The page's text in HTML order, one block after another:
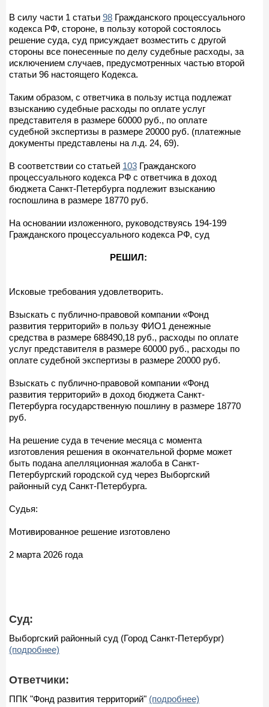
В силу части 1 статьи 98 Гражданского процессуального
кодекса РФ, стороне, в пользу которой состоялось
решение суда, суд присуждает возместить с другой
стороны все понесенные по делу судебные расходы, за
исключением случаев, предусмотренных частью второй
статьи 96 настоящего Кодекса.
Таким образом, с ответчика в пользу истца подлежат
взысканию судебные расходы по оплате услуг
представителя в размере 60000 руб., по оплате
судебной экспертизы в размере 20000 руб. (платежные
документы представлены на л.д. 24, 69).
В соответствии со статьей 103 Гражданского
процессуального кодекса РФ с ответчика в доход
бюджета Санкт-Петербурга подлежит взысканию
госпошлина в размере 18770 руб.
На основании изложенного, руководствуясь 194-199
Гражданского процессуального кодекса РФ, суд
РЕШИЛ:
Исковые требования удовлетворить.
Взыскать с публично-правовой компании «Фонд
развития территорий» в пользу ФИО1 денежные
средства в размере 688490,18 руб., расходы по оплате
услуг представителя в размере 60000 руб., расходы по
оплате судебной экспертизы в размере 20000 руб.
Взыскать с публично-правовой компании «Фонд
развития территорий» в доход бюджета Санкт-
Петербурга государственную пошлину в размере 18770
руб.
На решение суда в течение месяца с момента
изготовления решения в окончательной форме может
быть подана апелляционная жалоба в Санкт-
Петербургский городской суд через Выборгский
районный суд Санкт-Петербурга.
Судья:
Мотивированное решение изготовлено
2 марта 2026 года
Суд:
Выборгский районный суд (Город Санкт-Петербург)
(подробнее)
Ответчики:
ППК "Фонд развития территорий" (подробнее)